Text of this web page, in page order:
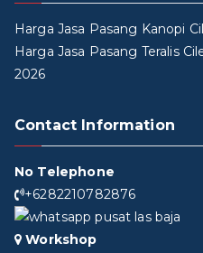
Harga Jasa Pasang Kanopi
Harga Jasa Pasang Teralis
2026
Contact Information
No Telephone
+6282210782876
Workshop